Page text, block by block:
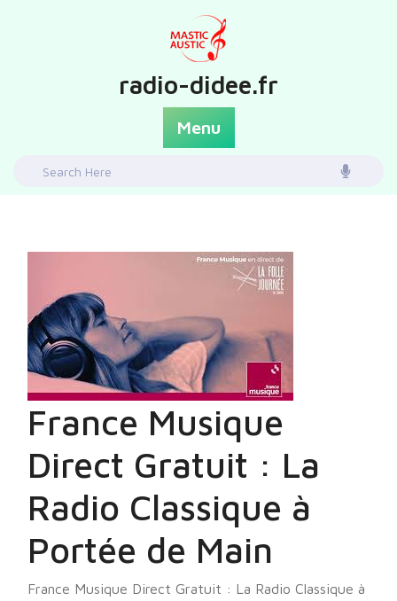
radio-didee.fr
Menu
Search
France Musique
Direct Gratuit : La
Radio Classique à
Portée de Main
France Musique Direct Gratuit : La Radio Classique à